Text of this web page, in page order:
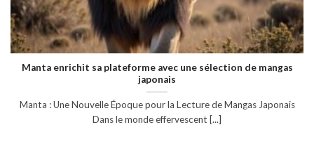
Manta enrichit sa plateforme avec une sélection de mangas
japonais
Manta : Une Nouvelle Époque pour la Lecture de Mangas Japonais
Dans le monde effervescent [...]